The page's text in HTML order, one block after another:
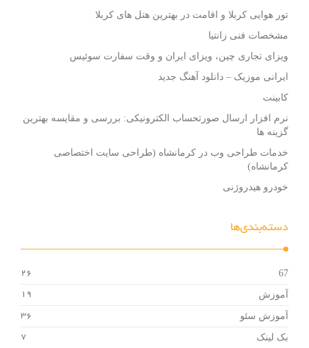
تور هوایی کربلا و اقامت در بهترین هتل های کربلا
مشخصات فنی زانتیا
ویزای تجاری چین، ویزای ایران و وقت سفارت سوئیس
ایرانی موزیک – دانلود آهنگ جدید
کابینت
نرم افزار ارسال صورتحساب الکترونیکی: بررسی و مقایسه بهترین
گزینه ها
خدمات طراحی وب در کرمانشاه (طراحی سایت اختصاصی
کرمانشاه)
خودرو هیدروژنی
دسته‌بندی‌ها
67
26
آموزش 19
آموزش سئو 36
بک لینک 7